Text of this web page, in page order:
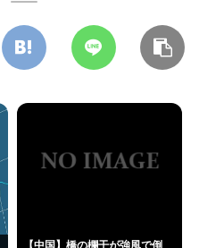
【中国】橋の欄干が強風で倒